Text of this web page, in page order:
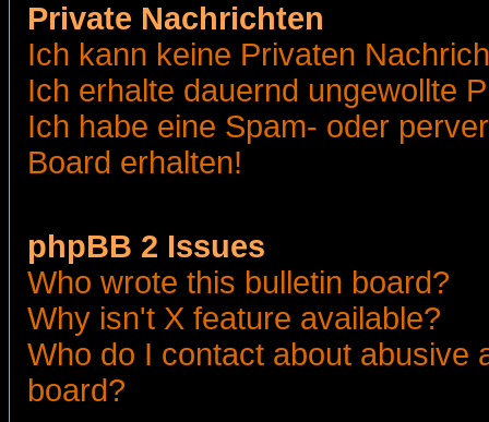
Private Nachrichten
Ich kann keine Privaten
Ich erhalte dauernd ungewollte
Ich habe eine Spam- oder
Board erhalten!
phpBB 2 Issues
Who wrote this bulletin board?
Why isn't X feature available?
Who do I contact about abusive
board?